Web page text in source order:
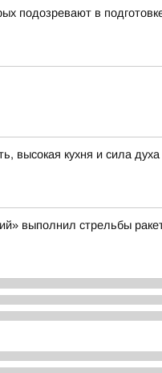
подозревают в
высокая кухня и сила духа
выполнил стрельбы